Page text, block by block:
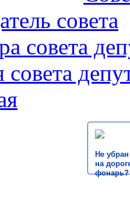
совета
совета
Не
на
фонарь?